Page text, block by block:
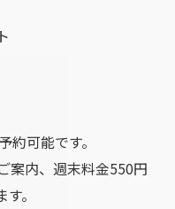
可能です。
案内、週末料金550円
。